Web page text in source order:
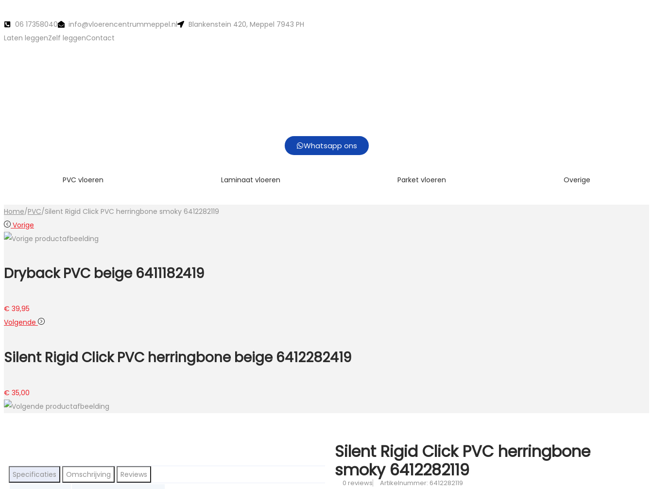
06 17358040 info@vloerencentrummeppel.nl
Blankenstein 420, Meppel 7943 PH
Laten leggenZelf leggenContact
Whatsapp ons
PVC vloeren Laminaat vloeren Parket vloeren Overige
Home/PVC/Silent Rigid Click PVC herringbone smoky 6412282119
Vorige
Dryback PVC beige 6411182419
€ 39,95
Volgende
Silent Rigid Click PVC herringbone beige 6412282419
€ 35,00
Specificaties Omschrijving Reviews
Silent Rigid Click PVC herringbone
smoky 6412282119
0 reviews Artikelnummer: 6412282119